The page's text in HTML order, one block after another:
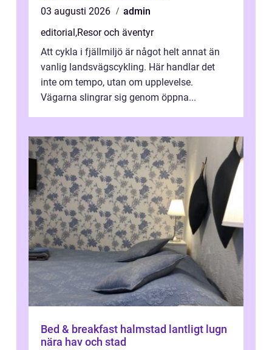
03 augusti 2026
admin
editorial,Resor och äventyr
Att cykla i fjällmiljö är något helt annat än
vanlig landsvägscykling. Här handlar det
inte om tempo, utan om upplevelse.
Vägarna slingrar sig genom öppna...
Bed & breakfast halmstad lantligt lugn
nära hav och stad